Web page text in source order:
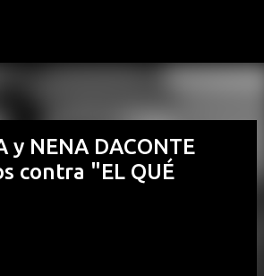
y NENA DACONTE
contra "EL QUÉ